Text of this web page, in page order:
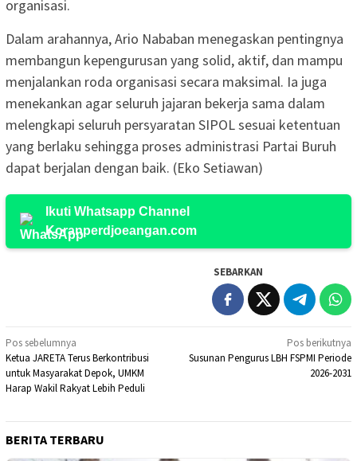
organisasi.
Dalam arahannya, Ario Nababan menegaskan pentingnya
membangun kepengurusan yang solid, aktif, dan mampu
menjalankan roda organisasi secara maksimal. Ia juga
menekankan agar seluruh jajaran bekerja sama dalam
melengkapi seluruh persyaratan SIPOL sesuai ketentuan
yang berlaku sehingga proses administrasi Partai Buruh
dapat berjalan dengan baik. (Eko Setiawan)
Ikuti Whatsapp Channel
Koranperdjoeangan.com
SEBARKAN
Navigasi
pos
Pos sebelumnya
Ketua JARETA Terus Berkontribusi
untuk Masyarakat Depok, UMKM
Harap Wakil Rakyat Lebih Peduli
Pos berikutnya
Susunan Pengurus LBH FSPMI Periode
2026-2031
BERITA TERBARU